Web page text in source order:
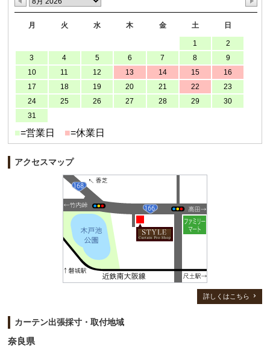
月 火 水 木 金 土 日
1
2
3
4 5 6 7 8
9
10
11 12 13 14 15
16
17
18 19 20 21 22
23
24
25 26 27 28 29
30
31
■=営業日 ■=休業日
アクセスマップ
詳しくはこちら
カーテン出張採寸・取付地域
奈良県